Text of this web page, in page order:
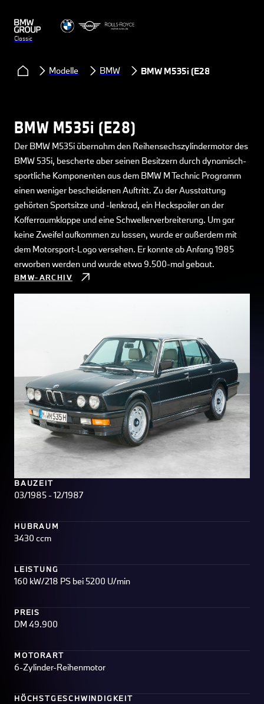
Classic
Modelle BMW BMW M535i (E28)
BMW M535i (E28)
Der BMW M535i übernahm den Reihensechszylindermotor des
BMW 535i, bescherte aber seinen Besitzern durch dynamisch-
sportliche Komponenten aus dem BMW M Technic Programm
einen weniger bescheidenen Auftritt. Zu der Ausstattung
gehörten Sportsitze und -lenkrad, ein Heckspoiler an der
Kofferraumklappe und eine Schwellerverbreiterung. Um gar
keine Zweifel aufkommen zu lassen, wurde er außerdem mit
dem Motorsport-Logo versehen. Er konnte ab Anfang 1985
erworben werden und wurde etwa 9.500-mal gebaut.
BMW-ARCHIV
BAUZEIT
03/1985 - 12/1987
HUBRAUM
3430 ccm
LEISTUNG
160 kW/218 PS bei 5200 U/min
PREIS
DM 49.900
MOTORART
6-Zylinder-Reihenmotor
HÖCHSTGESCHWINDIGKEIT